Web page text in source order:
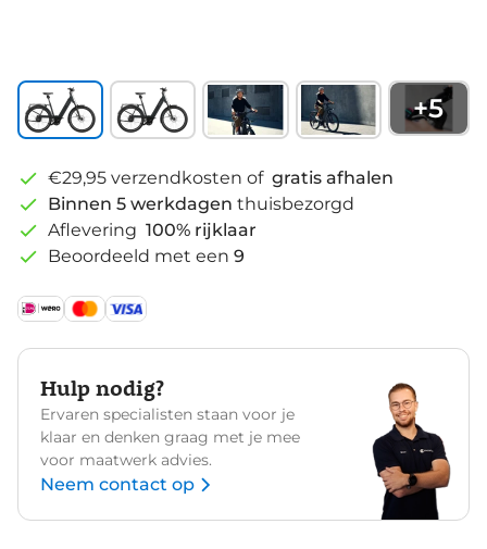
+5
€29,95 verzendkosten of gratis afhalen
Binnen 5 werkdagen thuisbezorgd
Aflevering 100% rijklaar
Beoordeeld met een 9
Hulp nodig?
Ervaren specialisten staan voor je
klaar en denken graag met je mee
voor maatwerk advies.
Neem contact op